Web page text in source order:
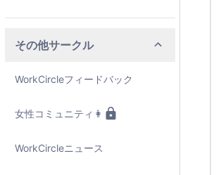
その他サークル
WorkCircleフィードバック
女性コミュニティ👩
WorkCircleニュース